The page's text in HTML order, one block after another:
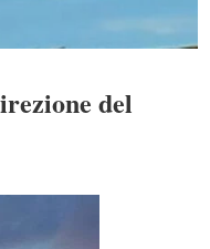
del